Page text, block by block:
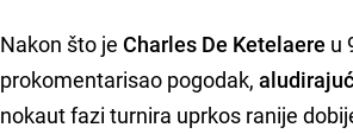
Nakon što jeCharles De Ketelaere u
prokomentarisao pogodak,
nokaut fazi turnira uprkos ranije